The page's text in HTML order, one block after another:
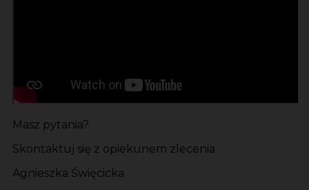
Masz pytania?
Skontaktuj się z opiekunem zlecenia
Agnieszka Święcicka